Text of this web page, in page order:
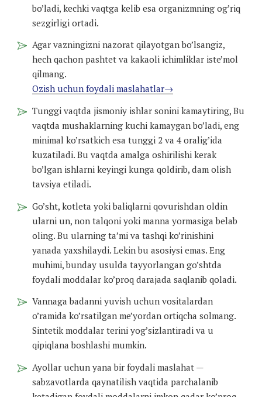
bo’ladi, kechki vaqtga kelib esa organizmning og’riq
sezgirligi ortadi.
Agar vazningizni nazorat qilayotgan bo’lsangiz,
hech qachon pashtet va kakaoli ichimliklar iste’mol
qilmang.
Ozish uchun foydali maslahatlar→
Tunggi vaqtda jismoniy ishlar sonini kamaytiring, Bu
vaqtda mushaklarning kuchi kamaygan bo’ladi, eng
minimal ko’rsatkich esa tunggi 2 va 4 oralig’ida
kuzatiladi. Bu vaqtda amalga oshirilishi kerak
bo’lgan ishlarni keyingi kunga qoldirib, dam olish
tavsiya etiladi.
Go’sht, kotleta yoki baliqlarni qovurishdan oldin
ularni un, non talqoni yoki manna yormasiga belab
oling. Bu ularning ta’mi va tashqi ko’rinishini
yanada yaxshilaydi. Lekin bu asosiysi emas. Eng
muhimi, bunday usulda tayyorlangan go’shtda
foydali moddalar ko’proq darajada saqlanib qoladi.
Vannaga badanni yuvish uchun vositalardan
o’ramida ko’rsatilgan me’yordan ortiqcha solmang.
Sintetik moddalar terini yog’sizlantiradi va u
qipiqlana boshlashi mumkin.
Ayollar uchun yana bir foydali maslahat —
sabzavotlarda qaynatilish vaqtida parchalanib